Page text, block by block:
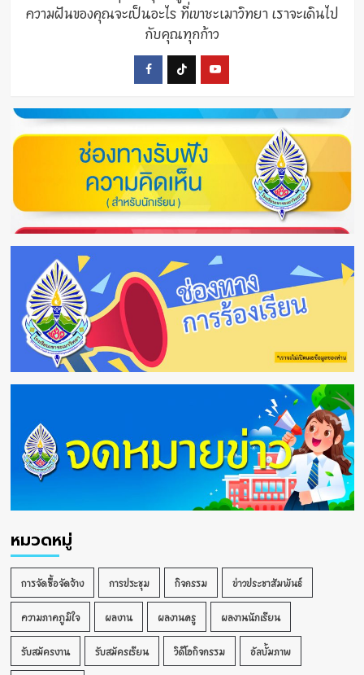
ความฝันของคุณจะเป็นอะไร ที่เขาชะเมาวิทยา เราจะเดินไป
กับคุณทุกก้าว
หมวดหมู่
การจัดซื้อจัดจ้าง การประชุม กิจกรรม ข่าวประชาสัมพันธ์
ความภาคภูมิใจ ผลงาน ผลงานครู ผลงานนักเรียน
รับสมัครงาน รับสมัครเรียน วิดีโอกิจกรรม อัลบั้มภาพ